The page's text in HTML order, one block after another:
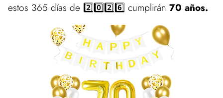
estos 365 días de 2️⃣0️⃣2️⃣6️⃣ cumplirán 70 años.